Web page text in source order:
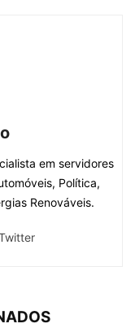
em servidores
Política,
Renováveis.